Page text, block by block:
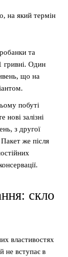
на який термін
та
гривні. Один
що на
побуті
залізні
з другої
же після
скло
властивостях
не вступає в